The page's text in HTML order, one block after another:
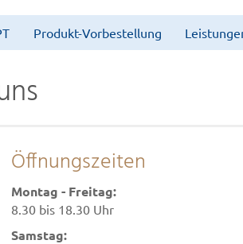
Produkt-Vorbestellung
Öffnungszeiten
Montag - Freitag:
8.30 bis 18.30 Uhr
Samstag: